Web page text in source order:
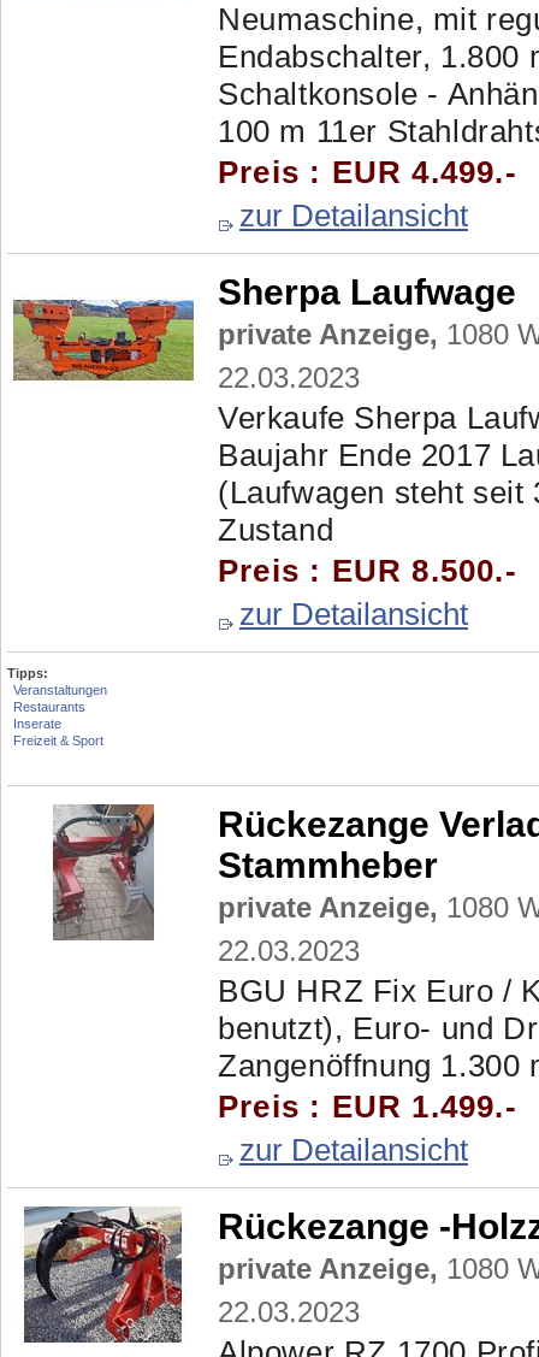
Neumaschine, mit
Endabschalter, 1.800
Schaltkonsole -
100 m 11er
Preis : EUR 4.499.-
zur Detailansicht
Sherpa Laufwage
private Anzeige, 1080
22.03.2023
Verkaufe Sherpa
Baujahr Ende 2017
(Laufwagen steht
Zustand
Preis : EUR 8.500.-
zur Detailansicht
Tipps:
Veranstaltungen
Restaurants
Inserate
Freizeit & Sport
Rückezange
Stammheber
private Anzeige, 1080
22.03.2023
BGU HRZ Fix Euro /
benutzt), Euro- und
Zangenöffnung 1.300
Preis : EUR 1.499.-
zur Detailansicht
Rückezange -
private Anzeige, 1080
22.03.2023